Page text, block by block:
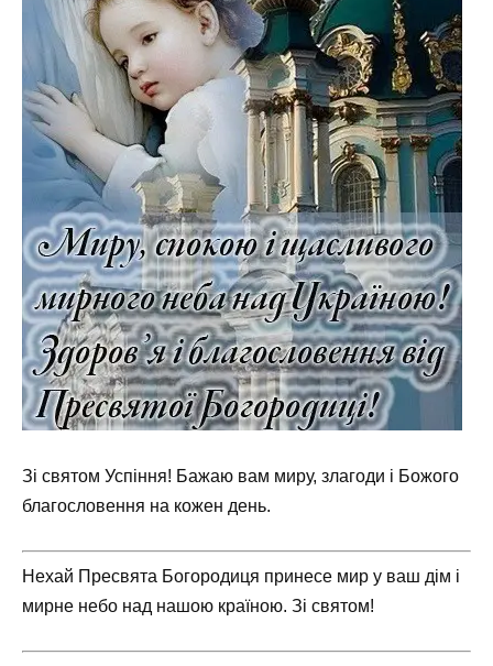
Зі святом Успіння! Бажаю вам миру, злагоди і Божого
благословення на кожен день.
Нехай Пресвята Богородиця принесе мир у ваш дім і
мирне небо над нашою країною. Зі святом!